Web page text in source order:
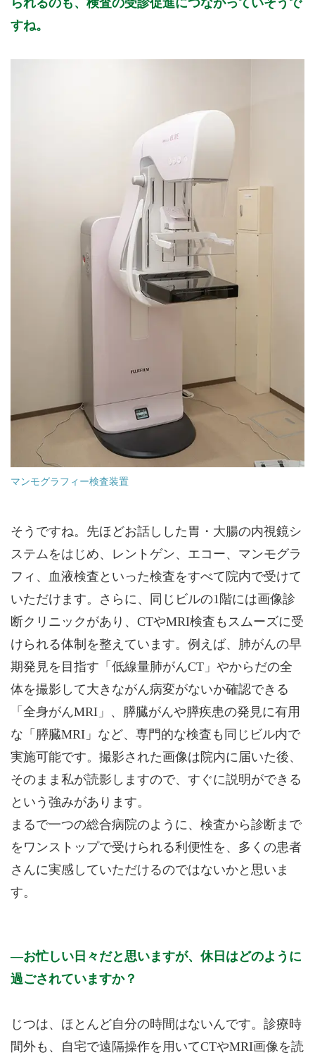
られるのも、検査の受診促進につながっていそうで
すね。
マンモグラフィー検査装置
そうですね。先ほどお話しした胃・大腸の内視鏡シ
ステムをはじめ、レントゲン、エコー、マンモグラ
フィ、血液検査といった検査をすべて院内で受けて
いただけます。さらに、同じビルの1階には画像診
断クリニックがあり、CTやMRI検査もスムーズに受
けられる体制を整えています。例えば、肺がんの早
期発見を目指す「低線量肺がんCT」やからだの全
体を撮影して大きながん病変がないか確認できる
「全身がんMRI」、膵臓がんや膵疾患の発見に有用
な「膵臓MRI」など、専門的な検査も同じビル内で
実施可能です。撮影された画像は院内に届いた後、
そのまま私が読影しますので、すぐに説明ができる
という強みがあります。
まるで一つの総合病院のように、検査から診断まで
をワンストップで受けられる利便性を、多くの患者
さんに実感していただけるのではないかと思いま
す。
お忙しい日々だと思いますが、休日はどのように
過ごされていますか？
じつは、ほとんど自分の時間はないんです。診療時
間外も、自宅で遠隔操作を用いてCTやMRI画像を読